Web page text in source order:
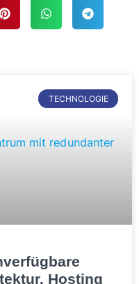
TECHNOLOGIE
Hosting